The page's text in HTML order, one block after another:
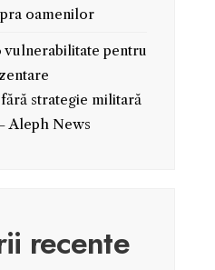
oamenilor
vulnerabilitate pentru
strategie militară
Aleph News
recente